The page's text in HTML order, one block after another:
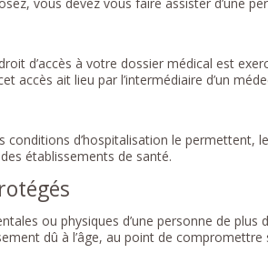
d’accès à votre dossier médical est
accès ait lieu par l’intermédiaire d’un
conditions d’hospitalisation le permettent,
établissements de santé.
ou physiques d’une personne de
dû à l’âge, au point de